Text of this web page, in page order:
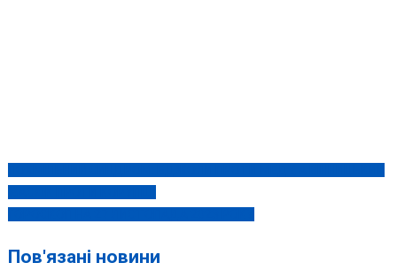
Навігація
записів
Пов'язані новини